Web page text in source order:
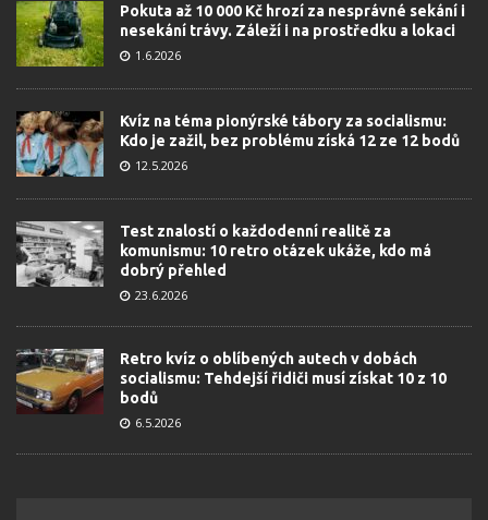
Pokuta až 10 000 Kč hrozí za nesprávné sekání i
nesekání trávy. Záleží i na prostředku a lokaci
1.6.2026
Kvíz na téma pionýrské tábory za socialismu:
Kdo je zažil, bez problému získá 12 ze 12 bodů
12.5.2026
Test znalostí o každodenní realitě za
komunismu: 10 retro otázek ukáže, kdo má
dobrý přehled
23.6.2026
Retro kvíz o oblíbených autech v dobách
socialismu: Tehdejší řidiči musí získat 10 z 10
bodů
6.5.2026